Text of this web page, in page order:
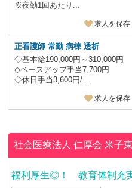
※夜勤1回あたり...
求人を保存
正看護師 常勤 病棟 透析
◇基本給190,000円～310,000円
◇ベースアップ手当7,700円
◇休日手当3,600円/...
求人を保存
社会医療法人 仁厚会米子
福利厚生◎！ 教育体制充